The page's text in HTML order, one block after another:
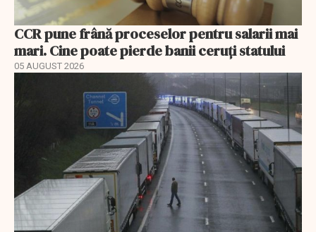
CCR pune frână proceselor pentru salarii mai
mari. Cine poate pierde banii ceruți statului
05 AUGUST 2026